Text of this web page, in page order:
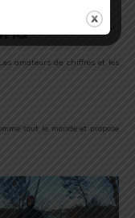
la veste
amateurs de chiffres et les
tout le monde et propose